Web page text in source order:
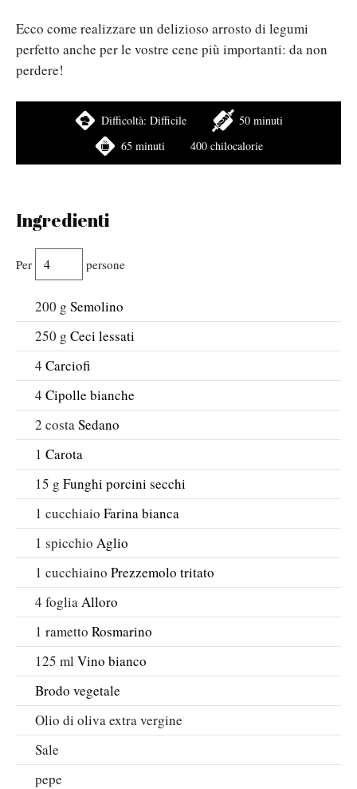
Ecco come realizzare un delizioso arrosto di legumi
perfetto anche per le vostre cene più importanti: da non
perdere!
Difficoltà: Difficile
50 minuti
65 minuti
400 chilocalorie
Ingredienti
Per persone
200 g Semolino
250 g Ceci lessati
4 Carciofi
4 Cipolle bianche
2 costa Sedano
1 Carota
15 g Funghi porcini secchi
1 cucchiaio Farina bianca
1 spicchio Aglio
1 cucchiaino Prezzemolo tritato
4 foglia Alloro
1 rametto Rosmarino
125 ml Vino bianco
Brodo vegetale
Olio di oliva extra vergine
Sale
pepe